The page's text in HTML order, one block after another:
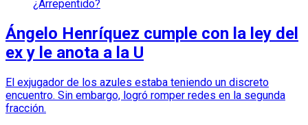
¿Arrepentido?
Ángelo Henríquez cumple con la ley del
ex y le anota a la U
El exjugador de los azules estaba teniendo un discreto
encuentro. Sin embargo, logró romper redes en la segunda
fracción.